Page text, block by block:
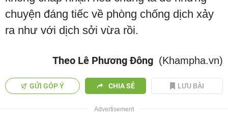
chuyện đáng tiếc về phòng chống dịch xảy
ra như với dịch sởi vừa rồi.
Theo Lê Phương Đông (Khampha.vn)
GỬI GÓP Ý CHIA SẺ LƯU BÀI